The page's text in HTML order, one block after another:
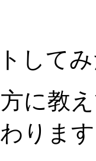
して
に教
りま